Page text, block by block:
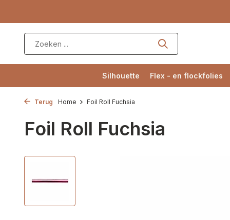
Silhouette Flex - en flockfolies
Terug Home Foil Roll Fuchsia
Foil Roll Fuchsia